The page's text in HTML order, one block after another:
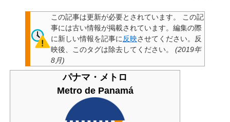
この記事は更新が必要とされています。
この記
事には古い情報が掲載されています。編集の際
に新しい情報を記事に 反映させてください。反
映後、このタグは除去してください。
(2019年
8月)
パナマ・メトロ
Metro de Panamá